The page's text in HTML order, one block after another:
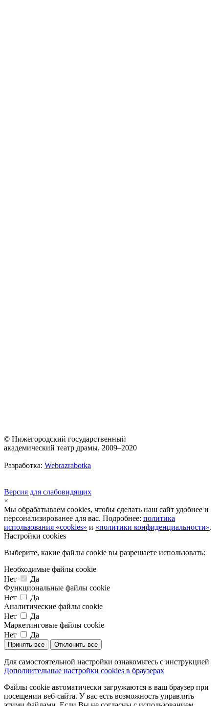
© Нижегородский государственный
академический театр драмы, 2009–2020
Разработка: Webrazrabotka
Версия для слабовидящих
×
Мы обрабатываем cookies, чтобы сделать наш сайт удобнее и
персонализированее для вас. Подробнее: политика
использования «cookies» и «политики конфиденциальности».
Настройки cookies
Выберите, какие файлы cookie вы разрешаете использовать:
Необходимые файлы cookie
Нет
Да
Функциональные файлы cookie
Нет
Да
Аналитические файлы cookie
Нет
Да
Маркетинговые файлы cookie
Нет
Да
Принять все Отклонить все
Для самостоятельной настройки ознакомьтесь с инструкцией
Дополнительные настройки cookies в браузерах
Файлы cookie автоматически загружаются в ваш браузер при
посещении веб-сайта. У вас есть возможность управлять